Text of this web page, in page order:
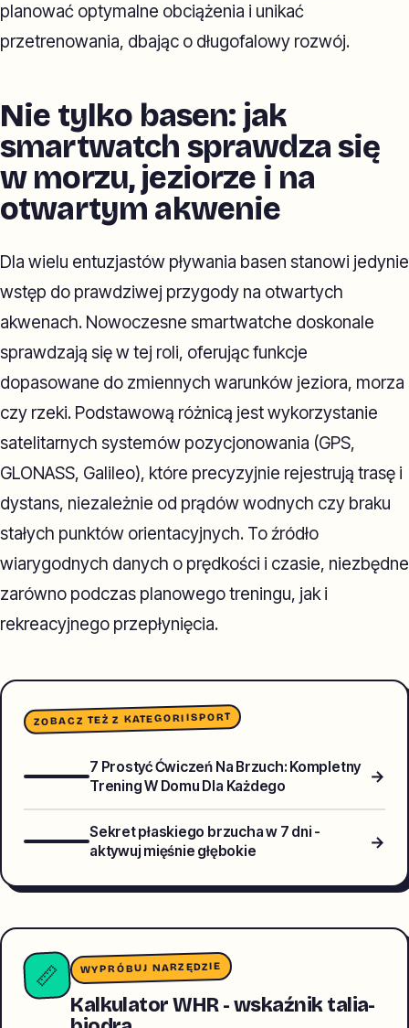
planować optymalne obciążenia i unikać
przetrenowania, dbając o długofalowy rozwój.
Nie tylko basen: jak
smartwatch sprawdza się
w morzu, jeziorze i na
otwartym akwenie
Dla wielu entuzjastów pływania basen stanowi jedynie
wstęp do prawdziwej przygody na otwartych
akwenach. Nowoczesne smartwatche doskonale
sprawdzają się w tej roli, oferując funkcje
dopasowane do zmiennych warunków jeziora, morza
czy rzeki. Podstawową różnicą jest wykorzystanie
satelitarnych systemów pozycjonowania (GPS,
GLONASS, Galileo), które precyzyjnie rejestrują trasę i
dystans, niezależnie od prądów wodnych czy braku
stałych punktów orientacyjnych. To źródło
wiarygodnych danych o prędkości i czasie, niezbędne
zarówno podczas planowego treningu, jak i
rekreacyjnego przepłynięcia.
ZOBACZ TEŻ Z KATEGORIISPORT
7 Prostyć Ćwiczeń Na Brzuch: Kompletny
Trening W Domu Dla Każdego
→
Sekret płaskiego brzucha w 7 dni -
aktywuj mięśnie głębokie
→
📏 WYPRÓBUJ NARZĘDZIE
Kalkulator WHR - wskaźnik talia-